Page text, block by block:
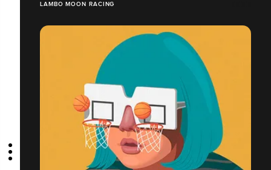
LAMBO MOON RACING